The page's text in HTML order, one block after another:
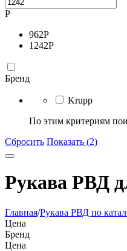
Р
962Р
1242Р
Бренд
Krupp
По этим критериям
Сбросить Показать (2)
Рукава РВД
Главная/Рукава РВД по
Цена
Бренд
Цена